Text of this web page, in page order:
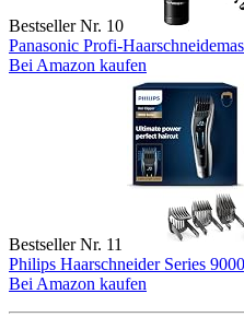
Bestseller Nr. 10
Panasonic Profi-
Bei Amazon kaufen
Bestseller Nr. 11
Philips Haarschneider Series
Bei Amazon kaufen